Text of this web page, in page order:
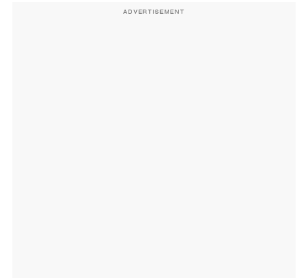
ADVERTISEMENT